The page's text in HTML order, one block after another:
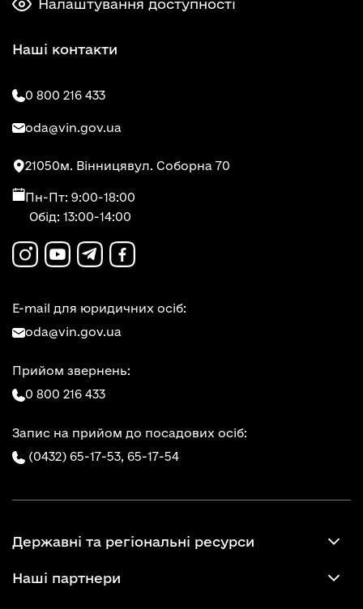
Налаштування доступності
Наші контакти
0 800 216 433
oda@vin.gov.ua
21050м. Вінницявул. Соборна 70
Пн-Пт: 9:00-18:00
Обід: 13:00-14:00
E-mail для юридичних осіб:
oda@vin.gov.ua
Прийом звернень:
0 800 216 433
Запис на прийом до посадових осіб:
(0432) 65-17-53, 65-17-54
Державні та регіональні ресурси
Наші партнери